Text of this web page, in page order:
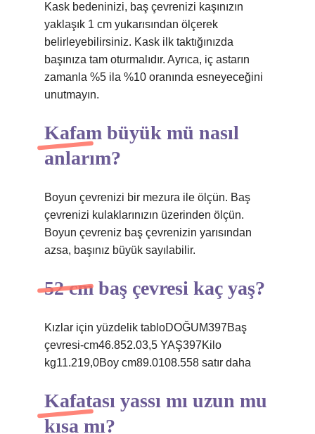
Kask bedeninizi, baş çevrenizi kaşınızın
yaklaşık 1 cm yukarısından ölçerek
belirleyebilirsiniz. Kask ilk taktığınızda
başınıza tam oturmalıdır. Ayrıca, iç astarın
zamanla %5 ila %10 oranında esneyeceğini
unutmayın.
Kafam büyük mü nasıl
anlarım?
Boyun çevrenizi bir mezura ile ölçün. Baş
çevrenizi kulaklarınızın üzerinden ölçün.
Boyun çevreniz baş çevrenizin yarısından
azsa, başınız büyük sayılabilir.
52 cm baş çevresi kaç yaş?
Kızlar için yüzdelik tabloDOĞUM397Baş
çevresi-cm46.852.03,5 YAŞ397Kilo
kg11.219,0Boy cm89.0108.558 satır daha
Kafatası yassı mı uzun mu
kısa mı?